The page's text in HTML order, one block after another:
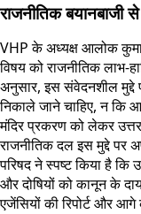
राजनीतिक बयानबाजी
VHP के अध्यक्ष आलोक
विषय को राजनीतिक लाभ-
अनुसार, इस संवेदनशील मुद्दे
निकाले जाने चाहिए, न कि
मंदिर प्रकरण को लेकर उत्तर
राजनीतिक दल इस मुद्दे पर
परिषद ने स्पष्ट किया है कि
और दोषियों को कानून के
एजेंसियों की रिपोर्ट और आगे